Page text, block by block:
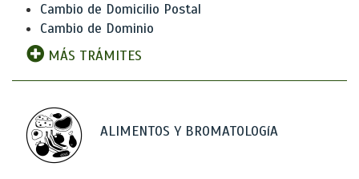
Cambio de Domicilio Postal
Cambio de Dominio
MÁS TRÁMITES
ALIMENTOS Y BROMATOLOGíA